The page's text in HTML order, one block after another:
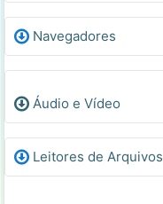
Navegadores
Áudio e Vídeo
Leitores de Arquivos